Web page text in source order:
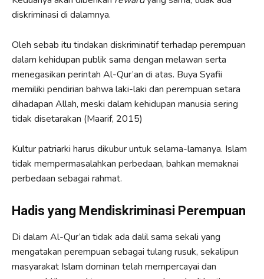
diskriminasi di dalamnya.
Oleh sebab itu tindakan diskriminatif terhadap perempuan
dalam kehidupan publik sama dengan melawan serta
menegasikan perintah Al-Qur’an di atas. Buya Syafii
memiliki pendirian bahwa laki-laki dan perempuan setara
dihadapan Allah, meski dalam kehidupan manusia sering
tidak disetarakan (Maarif, 2015)
Kultur patriarki harus dikubur untuk selama-lamanya. Islam
tidak mempermasalahkan perbedaan, bahkan memaknai
perbedaan sebagai rahmat.
Hadis yang Mendiskriminasi Perempuan
Di dalam Al-Qur’an tidak ada dalil sama sekali yang
mengatakan perempuan sebagai tulang rusuk, sekalipun
masyarakat Islam dominan telah mempercayai dan